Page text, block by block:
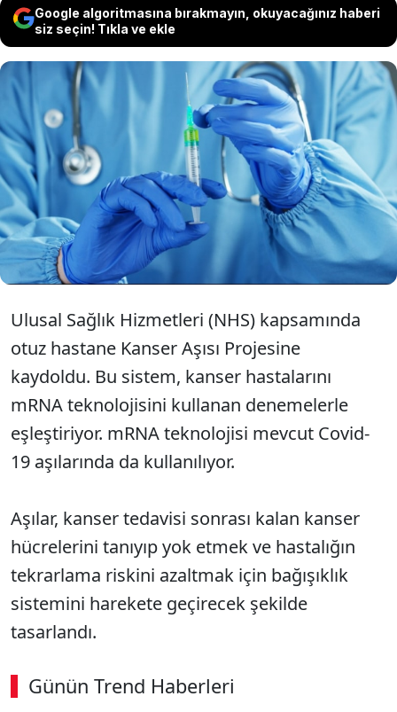
Google algoritmasına bırakmayın, okuyacağınız haberi
siz seçin! Tıkla ve ekle
BBC'nin haberine göre, İngiltere'de tedavi
gören binlerce kanser hastasının, kişiye
özgü aşılarla yeni bir tedavi türünün
denemelerine başlaması bekleniyor.
Ulusal Sağlık Hizmetleri (NHS) kapsamında
otuz hastane Kanser Aşısı Projesine
kaydoldu. Bu sistem, kanser hastalarını
mRNA teknolojisini kullanan denemelerle
eşleştiriyor. mRNA teknolojisi mevcut Covid-
19 aşılarında da kullanılıyor.
Aşılar, kanser tedavisi sonrası kalan kanser
hücrelerini tanıyıp yok etmek ve hastalığın
tekrarlama riskini azaltmak için bağışıklık
sistemini harekete geçirecek şekilde
tasarlandı.
Günün Trend Haberleri
00:03 / 08:15